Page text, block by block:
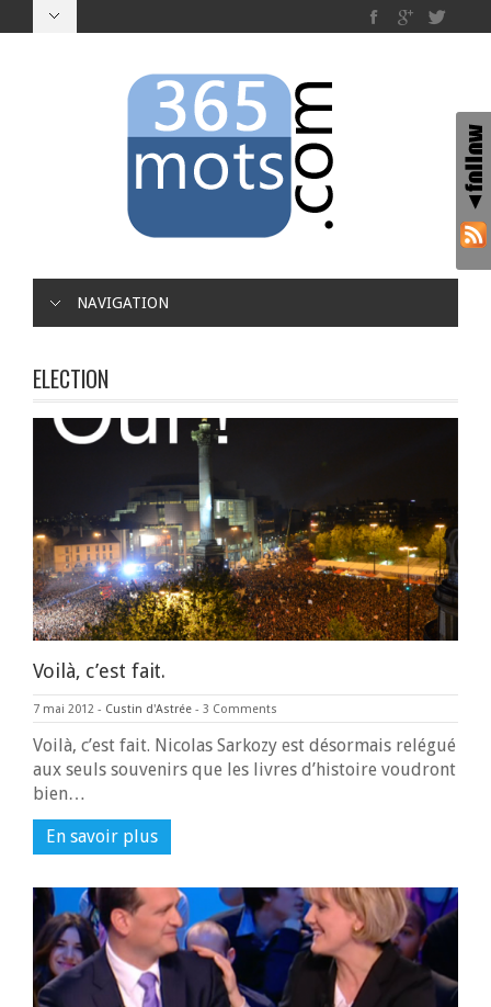
NAVIGATION
ELECTION
Voilà, c’est fait.
7 mai 2012 - Custin d'Astrée - 3 Comments
Voilà, c’est fait. Nicolas Sarkozy est désormais relégué
aux seuls souvenirs que les livres d’histoire voudront
bien…
En savoir plus